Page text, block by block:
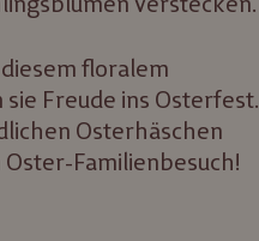
floralem
Freude ins Osterfest.
Osterhäschen
Familienbesuch!